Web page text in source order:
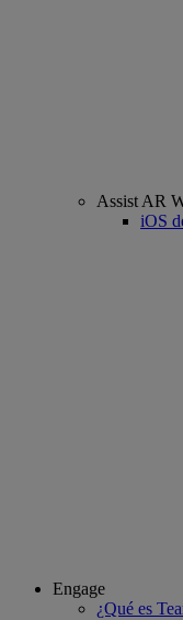
Assist AR
iOS
Engage
¿Qué es